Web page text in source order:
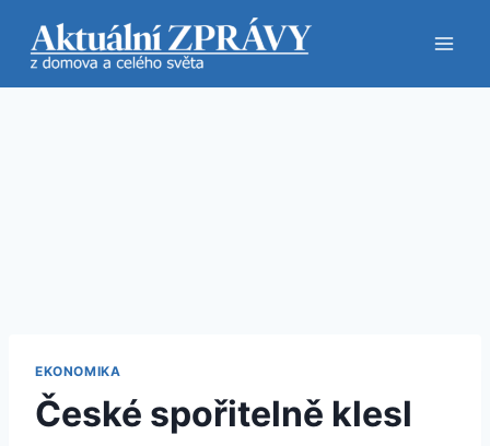
obsah
EKONOMIKA
České spořitelně klesl